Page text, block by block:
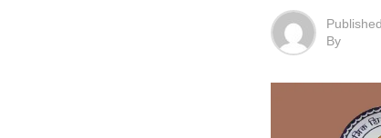
Published
By